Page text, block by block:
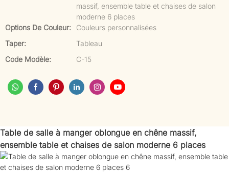
massif, ensemble table et chaises de salon
moderne 6 places
Options De Couleur:
Couleurs personnalisées
Taper:
Tableau
Code Modèle:
C-15
Table de salle à manger oblongue en chêne massif,
ensemble table et chaises de salon moderne 6 places